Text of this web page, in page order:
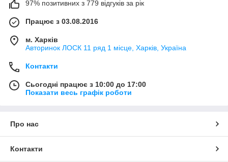
97% позитивних з 779 відгуків за рік
Працює з 03.08.2016
м. Харків
Авторинок ЛОСК 11 ряд 1 місце, Харків, Україна
Контакти
Сьогодні працює з 10:00 до 17:00
Показати весь графік роботи
Про нас
Контакти